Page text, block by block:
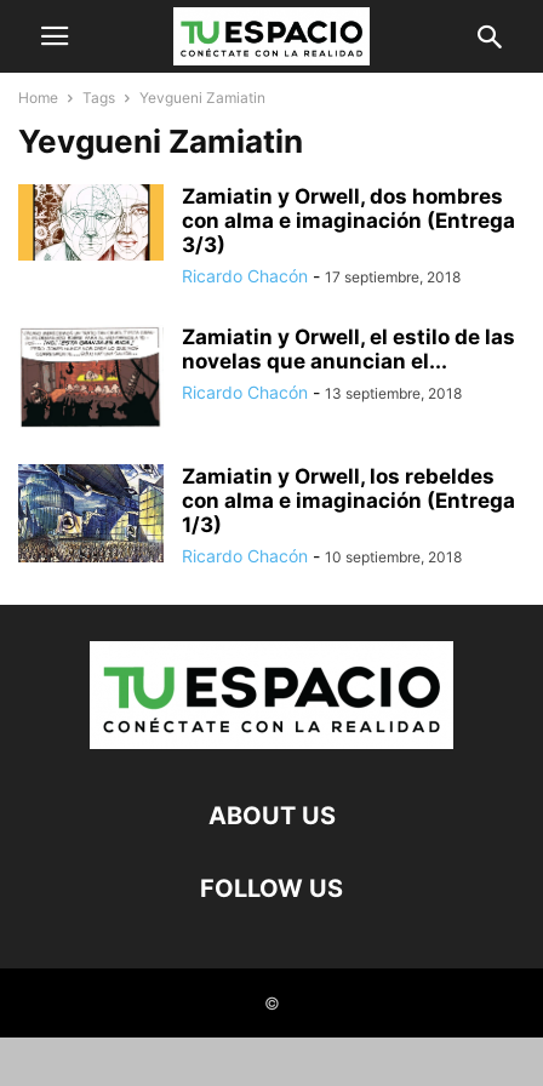
Home Tags Yevgueni Zamiatin
Yevgueni Zamiatin
Zamiatin y Orwell, dos hombres
con alma e imaginación (Entrega
3/3)
Ricardo Chacón - 17 septiembre, 2018
Zamiatin y Orwell, el estilo de las
novelas que anuncian el...
Ricardo Chacón - 13 septiembre, 2018
Zamiatin y Orwell, los rebeldes
con alma e imaginación (Entrega
1/3)
Ricardo Chacón - 10 septiembre, 2018
ABOUT US
FOLLOW US
©